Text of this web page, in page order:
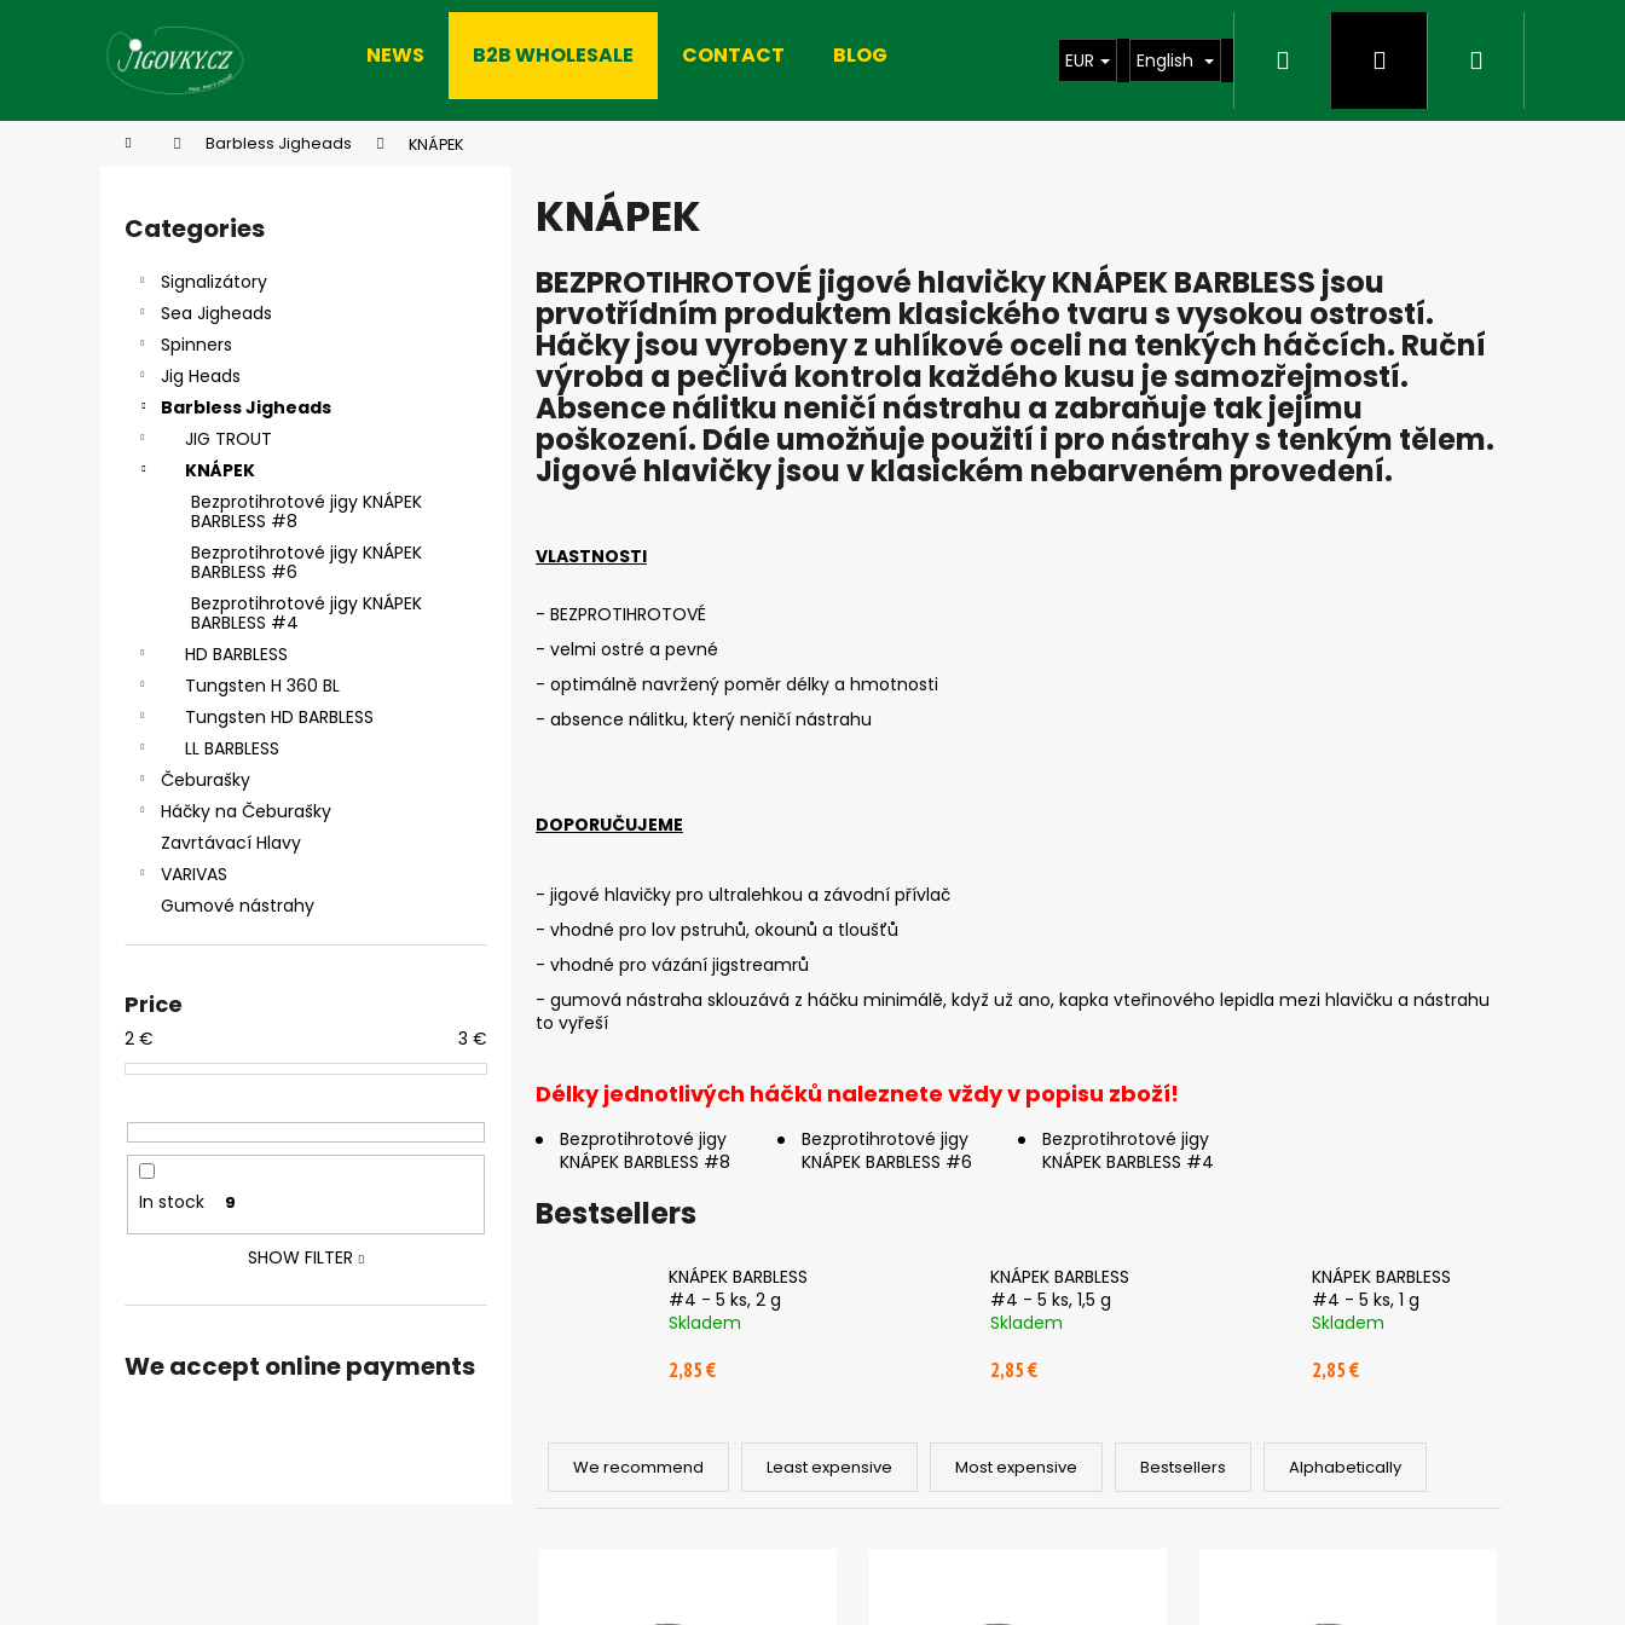
NEWS B2B WHOLESALE CONTACT BLOG EUR English Search Login Shopping
Home Barbless Jigheads KNÁPEK
Skip
categories
Categories
Signalizátory
Sea Jigheads
Spinners
Jig Heads
Barbless Jigheads
JIG TROUT
KNÁPEK
Bezprotihrotové jigy KNÁPEK
BARBLESS #8
Bezprotihrotové jigy KNÁPEK
BARBLESS #6
Bezprotihrotové jigy KNÁPEK
BARBLESS #4
HD BARBLESS
Tungsten H 360 BL
Tungsten HD BARBLESS
LL BARBLESS
Čeburašky
Háčky na Čeburašky
Zavrtávací Hlavy
VARIVAS
Gumové nástrahy
Price
2 € 3 €
In stock 9
SHOW FILTER
We accept online payments
KNÁPEK
BEZPROTIHROTOVÉ jigové hlavičky KNÁPEK BARBLESS jsou
prvotřídním produktem klasického tvaru s vysokou ostrostí.
Háčky jsou vyrobeny z uhlíkové oceli na tenkých háčcích. Ruční
výroba a pečlivá kontrola každého kusu je samozřejmostí.
Absence nálitku neničí nástrahu a zabraňuje tak jejímu
poškození. Dále umožňuje použití i pro nástrahy s tenkým tělem.
Jigové hlavičky jsou v klasickém nebarveném provedení.
VLASTNOSTI
- BEZPROTIHROTOVÉ
- velmi ostré a pevné
- optimálně navržený poměr délky a hmotnosti
- absence nálitku, který neničí nástrahu
DOPORUČUJEME
- jigové hlavičky pro ultralehkou a závodní přívlač
- vhodné pro lov pstruhů, okounů a tloušťů
- vhodné pro vázání jigstreamrů
- gumová nástraha sklouzává z háčku minimálě, když už ano, kapka vteřinového lepidla mezi hlavičku a nástrahu
to vyřeší
Délky jednotlivých háčků naleznete vždy v popisu zboží!
Bezprotihrotové jigy
KNÁPEK BARBLESS #8
Bezprotihrotové jigy
KNÁPEK BARBLESS #6
Bezprotihrotové jigy
KNÁPEK BARBLESS #4
Bestsellers
KNÁPEK BARBLESS
#4 - 5 ks, 2 g
Skladem
2,85 €
KNÁPEK BARBLESS
#4 - 5 ks, 1,5 g
Skladem
2,85 €
KNÁPEK BARBLESS
#4 - 5 ks, 1 g
Skladem
2,85 €
P
o
We recommend Least expensive Most expensive Bestsellers Alphabetically
Back
Back
What are you looking for?
We recommend
ČIHÁTKO POD PRUT - 30 MM
ČIHÁTKO POD PRUT - 20 MM